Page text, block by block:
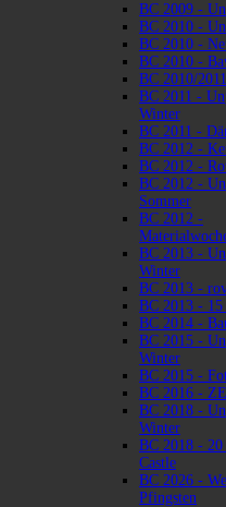
BC 2009 -
BC 2010 -
BC 2010 -
BC 2010 -
BC 2010/
BC 2011 -
Winter
BC 2011 -
BC 2012 -
BC 2012 -
BC 2012 -
Sommer
BC 2012 -
BC 2013 -
Winter
BC 2013 -
BC 2013 - 15
BC 2014 -
BC 2015 -
Winter
BC 2015 -
BC 2016 -
BC 2018 -
Winter
BC 2018 - 20
Castle
BC 2026 -
Pfingsten